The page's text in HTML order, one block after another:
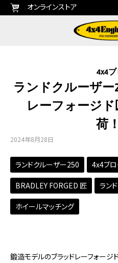
オンラインストア
4x4
ランドクルーザー
レーフォージド
荷
2024年8月28日
ランドクルーザー250 4x4ブ
BRADLEY FORGED 匠 ラン
ホイールマッチング
鍛造モデルのブラッドレーフォー